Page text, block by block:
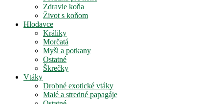
Zdravie koňa
Život s koňom
Hlodavce
Králiky
Morčatá
Myši a potkany
Ostatné
Škrečky
Vtáky
Drobné exotické vtáky
Malé a stredné papagáje